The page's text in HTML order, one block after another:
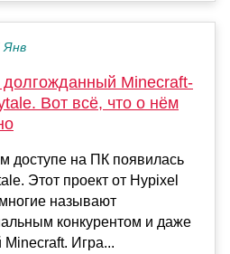
Янв
Minecraft-
Вот всё, что о нём
доступе на ПК появилась
Этот проект от Hypixel
называют
конкурентом и даже
Minecraft. Игра...